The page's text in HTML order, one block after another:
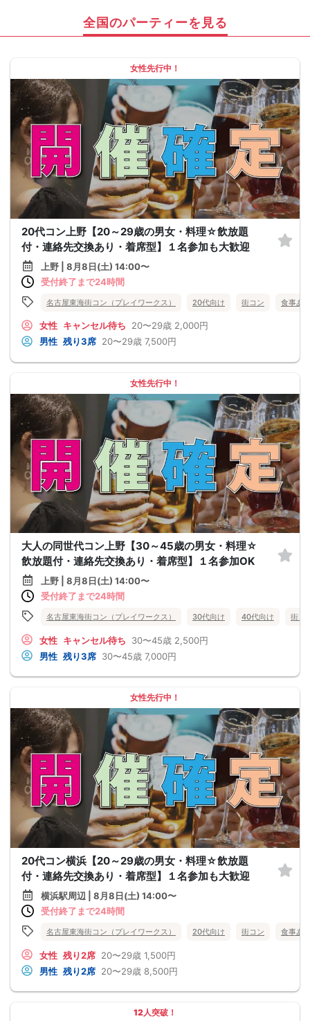
全国のパーティーを見る
女性先行中！
20代コン上野【20～29歳の男女・料理☆飲放題
付・連絡先交換あり・着席型】１名参加も大歓迎
上野 | 8月8日(土) 14:00〜
受付終了まで24時間
名古屋東海街コン（プレイワークス） 20代向け 街コン 食事あ
女性 キャンセル待ち 20〜29歳 2,000円
男性 残り3席 20〜29歳 7,500円
女性先行中！
大人の同世代コン上野【30～45歳の男女・料理☆
飲放題付・連絡先交換あり・着席型】１名参加OK
上野 | 8月8日(土) 14:00〜
受付終了まで24時間
名古屋東海街コン（プレイワークス） 30代向け 40代向け 街コ
女性 キャンセル待ち 30〜45歳 2,500円
男性 残り3席 30〜45歳 7,000円
女性先行中！
20代コン横浜【20～29歳の男女・料理☆飲放題
付・連絡先交換あり・着席型】１名参加も大歓迎
横浜駅周辺 | 8月8日(土) 14:00〜
受付終了まで24時間
名古屋東海街コン（プレイワークス） 20代向け 街コン 食事あ
女性 残り2席 20〜29歳 1,500円
男性 残り2席 20〜29歳 8,500円
12人突破！